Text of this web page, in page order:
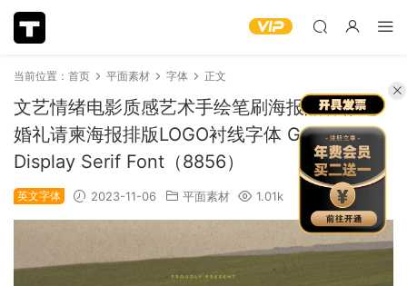
当前位置： 首页 平面素材 字体 正文
文艺情绪电影质感艺术手绘笔刷海报品牌标题
婚礼请柬海报排版LOGO衬线字体 Galderon A
Display Serif Font（8856）
英文字体 2023-11-06 平面素材 1.01k